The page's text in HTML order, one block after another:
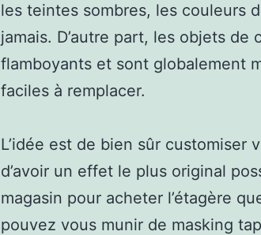
les teintes sombres, les couleurs
jamais. D’autre part, les objets
flamboyants et sont globalement
faciles à remplacer.
L’idée est de bien sûr customiser
d’avoir un effet le plus original
magasin pour acheter l’étagère
pouvez vous munir de masking